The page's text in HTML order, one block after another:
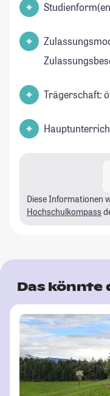
Trägerschaft:
Diese Informationen
Hochschulkompass
Das könnte